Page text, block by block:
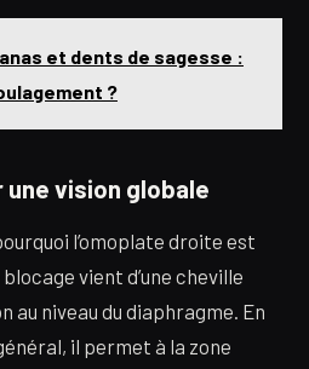
et dents de sagesse :
?
une vision globale
l’omoplate droite est
vient d’une cheville
au niveau du diaphragme. En
il permet à la zone